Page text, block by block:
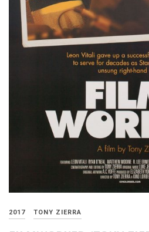
2017 TONY ZIERRA